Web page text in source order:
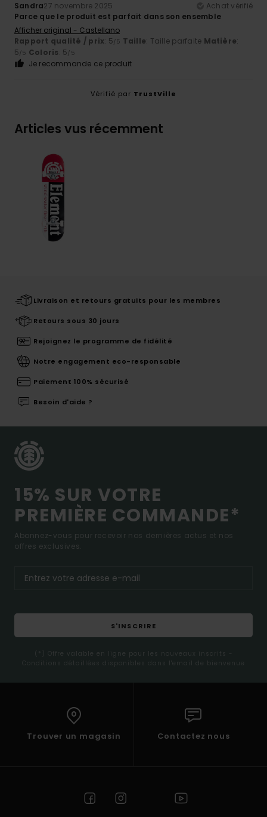
Sandra27 novembre 2025
Achat vérifié
Parce que le produit est parfait dans son ensemble
Afficher original - Castellano
Rapport qualité / prix: 5/5 Taille: Taille parfaite Matière:
5/5 Coloris: 5/5
Je recommande ce produit
Vérifié par TrustVille
Articles vus récemment
Livraison et retours gratuits pour les membres
Retours sous 30 jours
Rejoignez le programme de fidélité
Notre engagement eco-responsable
Paiement 100% sécurisé
Besoin d'aide ?
15% SUR VOTRE
PREMIÈRE COMMANDE*
Abonnez-vous pour recevoir nos dernières actus et nos
offres exclusives.
S'INSCRIRE
(*) Offre valable en ligne pour les nouveaux inscrits -
Conditions détaillées disponibles dans l'email de bienvenue
Trouver un magasin Contactez nous